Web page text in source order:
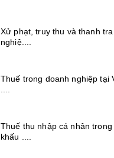
Xử phạt, truy thu và thanh
nghiệ....
Thuế trong doanh nghiệp tại
Thuế thu nhập cá nhân
khấu ....